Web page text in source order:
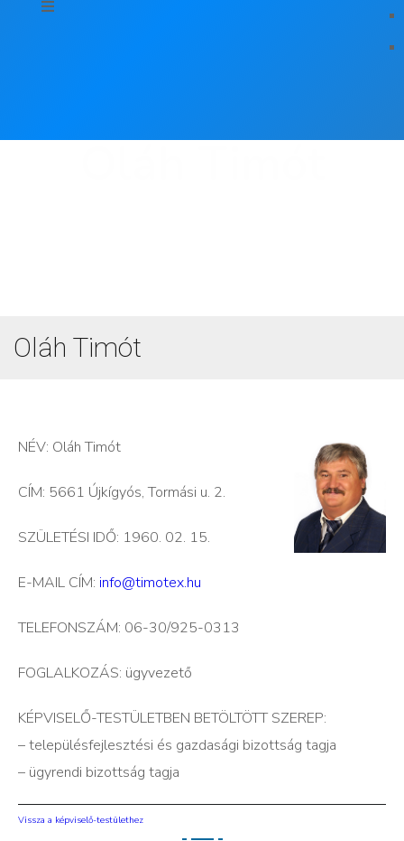
Oláh Timót
NÉV: Oláh Timót
CÍM: 5661 Újkígyós, Tormási u. 2.
SZÜLETÉSI IDŐ: 1960. 02. 15.
E-MAIL CÍM: info@timotex.hu
TELEFONSZÁM: 06-30/925-0313
FOGLALKOZÁS: ügyvezető
KÉPVISELŐ-TESTÜLETBEN BETÖLTÖTT SZEREP:
– településfejlesztési és gazdasági bizottság tagja
– ügyrendi bizottság tagja
Vissza a képviselő-testülethez